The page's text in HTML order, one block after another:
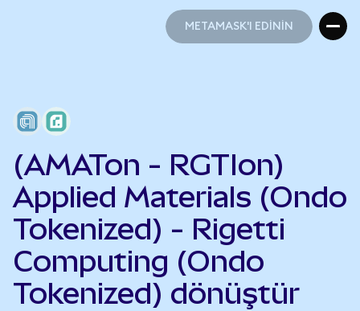
METAMASK'I EDİNİN
(AMATon - RGTIon)
Applied Materials (Ondo
Tokenized) - Rigetti
Computing (Ondo
Tokenized) dönüştür